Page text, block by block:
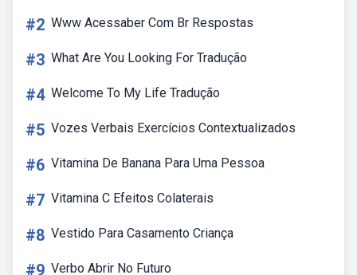
#2 Www Acessaber Com Br Respostas
#3 What Are You Looking For Tradução
#4 Welcome To My Life Tradução
#5 Vozes Verbais Exercícios Contextualizados
#6 Vitamina De Banana Para Uma Pessoa
#7 Vitamina C Efeitos Colaterais
#8 Vestido Para Casamento Criança
#9 Verbo Abrir No Futuro